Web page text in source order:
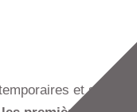
et souvent